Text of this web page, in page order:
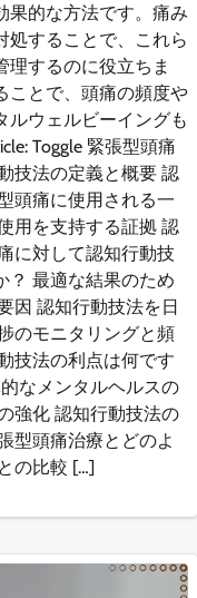
果的な方法です。痛み
処することで、これら
理するのに役立ちま
ことで、頭痛の頻度や
ルウェルビーイングも
Toggle 緊張型頭痛
技法の定義と概要 認
頭痛に使用される一
用を支持する証拠 認
に対して認知行動技
？ 最適な結果のため
因 認知行動技法を日
のモニタリングと頻
技法の利点は何です
なメンタルヘルスの
強化 認知行動技法の
型頭痛治療とどのよ
の比較 […]